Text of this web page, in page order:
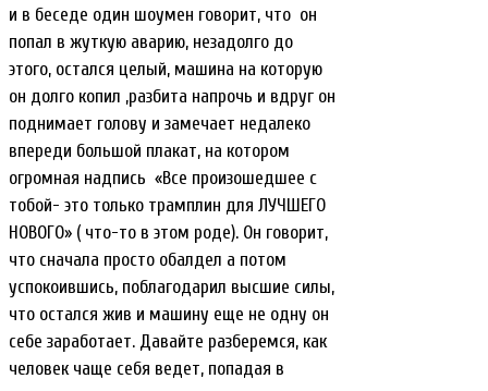
и в беседе один шоумен говорит, что он
попал в жуткую аварию, незадолго до
этого, остался целый, машина на которую
он долго копил ,разбита напрочь и вдруг он
поднимает голову и замечает недалеко
впереди большой плакат, на котором
огромная надпись «Все произошедшее с
тобой- это только трамплин для ЛУЧШЕГО
НОВОГО» ( что-то в этом роде). Он говорит,
что сначала просто обалдел а потом
успокоившись, поблагодарил высшие силы,
что остался жив и машину еще не одну он
себе заработает. Давайте разберемся, как
человек чаще себя ведет, попадая в